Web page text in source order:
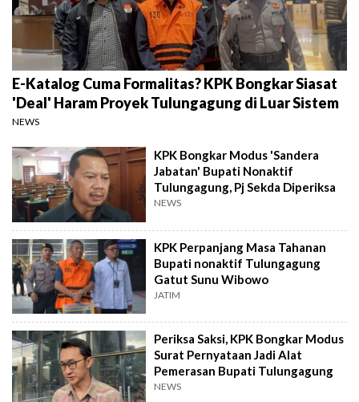
E-Katalog Cuma Formalitas? KPK Bongkar Siasat
'Deal' Haram Proyek Tulungagung di Luar Sistem
NEWS
KPK Bongkar Modus 'Sandera
Jabatan' Bupati Nonaktif
Tulungagung, Pj Sekda Diperiksa
NEWS
KPK Perpanjang Masa Tahanan
Bupati nonaktif Tulungagung
Gatut Sunu Wibowo
JATIM
Periksa Saksi, KPK Bongkar Modus
Surat Pernyataan Jadi Alat
Pemerasan Bupati Tulungagung
NEWS